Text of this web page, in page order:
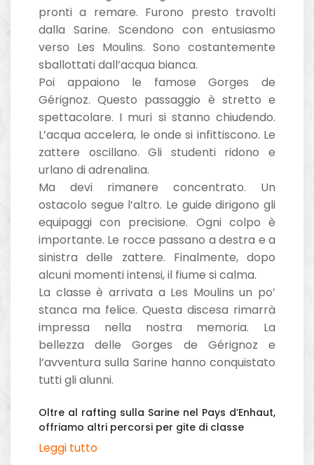
pronti a remare. Furono presto travolti
dalla Sarine. Scendono con entusiasmo
verso Les Moulins. Sono costantemente
sballottati dall’acqua bianca.
Poi appaiono le famose Gorges de
Gérignoz. Questo passaggio è stretto e
spettacolare. I muri si stanno chiudendo.
L’acqua accelera, le onde si infittiscono. Le
zattere oscillano. Gli studenti ridono e
urlano di adrenalina.
Ma devi rimanere concentrato. Un
ostacolo segue l’altro. Le guide dirigono gli
equipaggi con precisione. Ogni colpo è
importante. Le rocce passano a destra e a
sinistra delle zattere. Finalmente, dopo
alcuni momenti intensi, il fiume si calma.
La classe è arrivata a Les Moulins un po’
stanca ma felice. Questa discesa rimarrà
impressa nella nostra memoria. La
bellezza delle Gorges de Gérignoz e
l’avventura sulla Sarine hanno conquistato
tutti gli alunni.
Oltre al rafting sulla Sarine nel Pays d’Enhaut,
offriamo altri percorsi per gite di classe
Leggi tutto